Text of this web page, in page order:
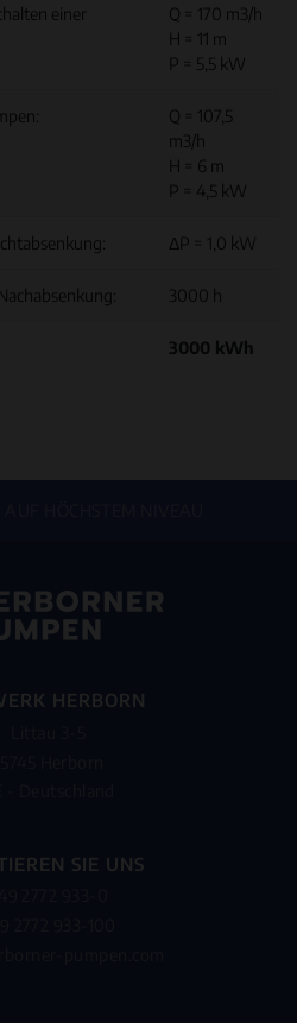
einer
Q = 170 m3/h
H = 11 m
P = 5,5 kW
Q = 107,5
m3/h
H = 6 m
P = 4,5 kW
ΔP = 1,0 kW
3000 h
3000 kWh
HERBORN
SIE UNS